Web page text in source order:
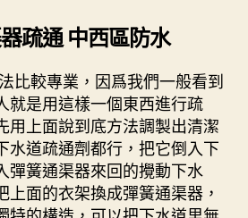
疏通 中西區防水
比較專業，因爲我們一般看到
就是用這樣一個東西進行疏
用上面說到底方法調製出清潔
水道疏通劑都行，把它倒入下
彈簧通渠器來回的攪動下水
面的衣架換成彈簧通渠器，